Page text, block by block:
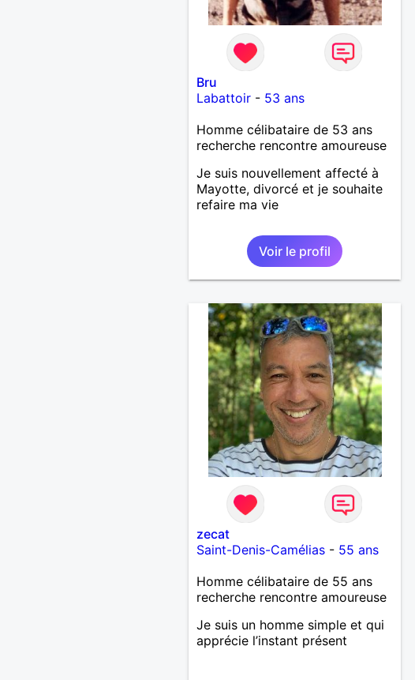
Bru
Labattoir- 53 ans
Homme célibataire de 53 ans
recherche rencontre amoureuse
Je suis nouvellement affecté à
Mayotte, divorcé et je souhaite
refaire ma vie
Voir le profil
zecat
Saint-Denis-Camélias- 55 ans
Homme célibataire de 55 ans
recherche rencontre amoureuse
Je suis un homme simple et qui
apprécie l’instant présent